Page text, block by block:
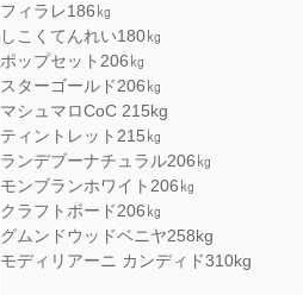
フィラレ186㎏
しこくてんれい180㎏
ポップセット206㎏
スターゴールド206㎏
マシュマロCoC 215kg
ティントレット215㎏
ランデブーナチュラル206㎏
モンブランホワイト206㎏
クラフトボード206㎏
グムンドウッドベニヤ258kg
モディリアーニ カンディド310kg